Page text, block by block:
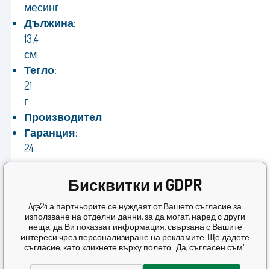
месинг
Дължина:
13,4
см
Тегло:
21
г
Производител
Гаранция:
24
месеца
Бисквитки и GDPR
Aga24 а партньорите се нуждаят от Вашето съгласие за
използване на отделни данни, за да могат, наред с други
неща, да Ви показват информация, свързана с Вашите
интереси чрез персонализиране на рекламите. Ще дадете
съгласие, като кликнете върху полето "Да, съгласен съм".